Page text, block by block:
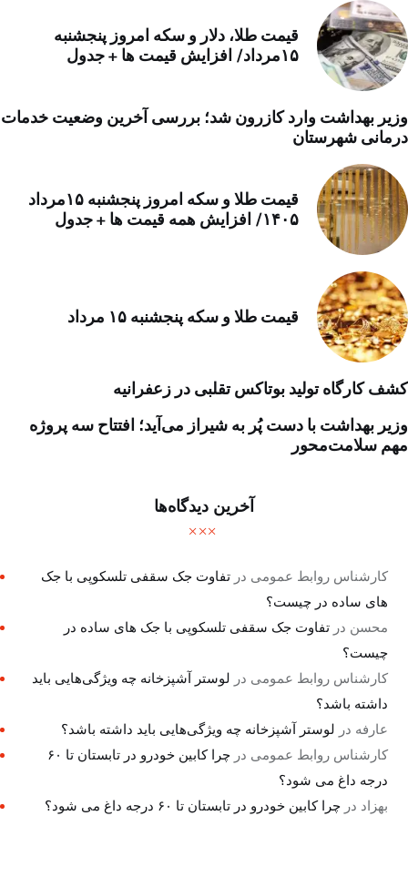
قیمت طلا، دلار و سکه امروز پنجشنبه
۱۵مرداد/ افزایش قیمت ها + جدول
وزیر بهداشت وارد کازرون شد؛ بررسی آخرین وضعیت خدمات
درمانی شهرستان
قیمت طلا و سکه امروز پنجشنبه ۱۵مرداد
۱۴۰۵/ افزایش همه قیمت ها + جدول
قیمت طلا و سکه پنجشنبه ۱۵ مرداد
کشف کارگاه تولید بوتاکس تقلبی در زعفرانیه
وزیر بهداشت با دست پُر به شیراز می‌آید؛ افتتاح سه پروژه
مهم سلامت‌محور
آخرین دیدگاه‌ها
کارشناس روابط عمومی درتفاوت جک سقفی تلسکوپی با جک
های ساده در چیست؟
محسن درتفاوت جک سقفی تلسکوپی با جک های ساده در
چیست؟
کارشناس روابط عمومی در لوستر آشپزخانه چه ویژگی‌هایی باید
داشته باشد؟
عارفه در لوستر آشپزخانه چه ویژگی‌هایی باید داشته باشد؟
کارشناس روابط عمومی در
چرا کابین خودرو در تابستان تا ۶۰
درجه داغ می شود؟
بهزاد درچرا کابین خودرو در تابستان تا ۶۰ درجه داغ می شود؟